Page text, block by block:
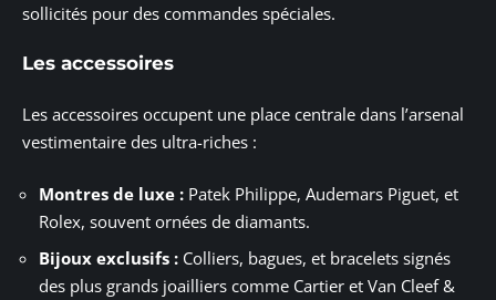
sollicités pour des commandes spéciales.
Les accessoires
Les accessoires occupent une place centrale dans l’arsenal
vestimentaire des ultra-riches :
Montres de luxe : Patek Philippe, Audemars Piguet, et
Rolex, souvent ornées de diamants.
Bijoux exclusifs : Colliers, bagues, et bracelets signés
des plus grands joailliers comme Cartier et Van Cleef &